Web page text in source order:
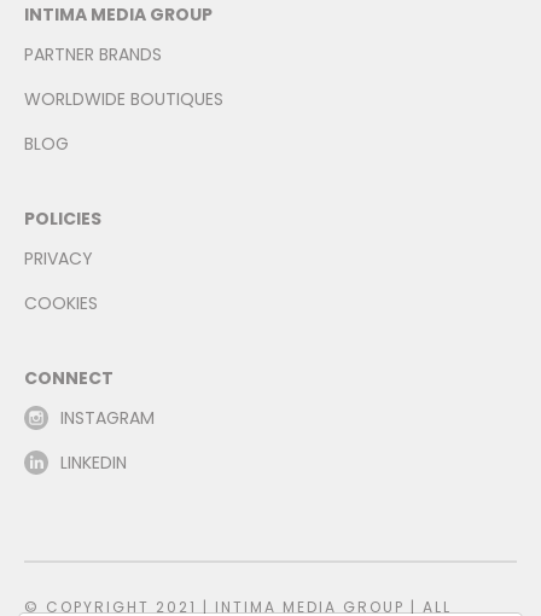
INTIMA MEDIA GROUP
PARTNER BRANDS
WORLDWIDE BOUTIQUES
BLOG
POLICIES
PRIVACY
COOKIES
CONNECT
INSTAGRAM
LINKEDIN
© COPYRIGHT 2021 | INTIMA MEDIA GROUP | ALL